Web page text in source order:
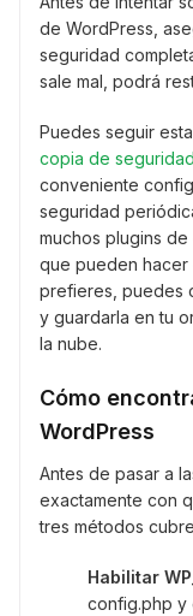
de WordPress,
seguridad
sale mal, podrá
Puedes seguir esta
copia de
conveniente
seguridad
muchos plugins
que pueden hacer
prefieres, puedes
y guardarla en tu
la nube.
Cómo
WordPress
Antes de pasar a
exactamente con
tres métodos
Habilitar
config.php y